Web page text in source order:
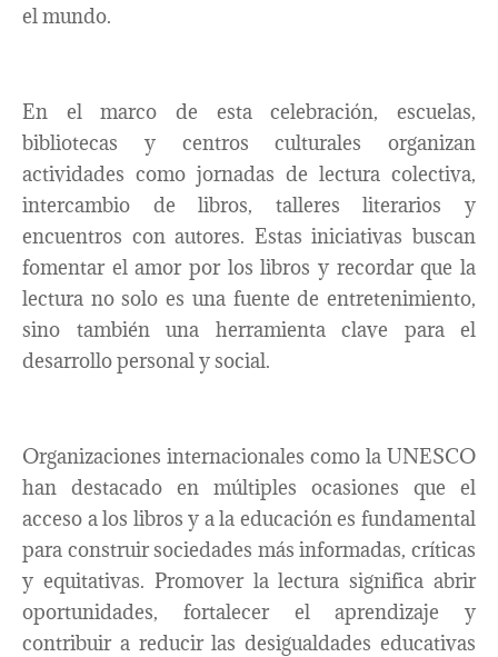
el mundo.
En el marco de esta celebración, escuelas,
bibliotecas y centros culturales organizan
actividades como jornadas de lectura colectiva,
intercambio de libros, talleres literarios y
encuentros con autores. Estas iniciativas buscan
fomentar el amor por los libros y recordar que la
lectura no solo es una fuente de entretenimiento,
sino también una herramienta clave para el
desarrollo personal y social.
Organizaciones internacionales como la UNESCO
han destacado en múltiples ocasiones que el
acceso a los libros y a la educación es fundamental
para construir sociedades más informadas, críticas
y equitativas. Promover la lectura significa abrir
oportunidades, fortalecer el aprendizaje y
contribuir a reducir las desigualdades educativas